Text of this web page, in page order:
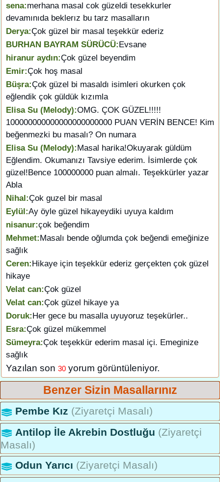
sena:merhana masal cok güzeldi tesekkurler
devamınıda beklerız bu tarz masalların
Derya:Çok güzel bir masal teşekkür ederiz
BURHAN BAYRAM SÜRÜCÜ:Evsane
hiranur aydın:Çok güzel beyendim
Emir:Çok hoş masal
Büşra:Çok güzel bi masaldı isimleri okurken çok
eğlendik çok güldük kızımla
Elisa Su (Melody):OMG. ÇOK GÜZEL!!!!!
100000000000000000000000 PUAN VERİN BENCE! Kim
beğenmezki bu masalı? On numara
Elisa Su (Melody):Masal harika!Okuyarak güldüm
Eğlendim. Okumanızı Tavsiye ederim. İsimlerde çok
güzel!Bence 100000000 puan almalı. Teşekkürler yazar
Abla
Nihal:Çok guzel bir masal
Eylül:Ay öyle güzel hikayeydiki uyuya kaldım
nisanur:çok beğendim
Mehmet:Masalı bende oğlumda çok beğendi emeğinize
sağlık
Ceren:Hikaye için teşekkür ederiz gerçekten çok güzel
hikaye
Velat can:Çok güzel
Velat can:Çok güzel hikaye ya
Doruk:Her gece bu masalla uyuyoruz teşekürler..
Esra:Çok güzel mükemmel
Sümeyra:Çok teşekkür ederim masal içi. Emeginize
sağlık
Yazılan son 30 yorum görüntüleniyor.
Benzer Sizin Masallarınız
Pembe Kız (Ziyaretçi Masalı)
Antilop İle Akrebin Dostluğu (Ziyaretçi
Masalı)
Odun Yarıcı (Ziyaretçi Masalı)